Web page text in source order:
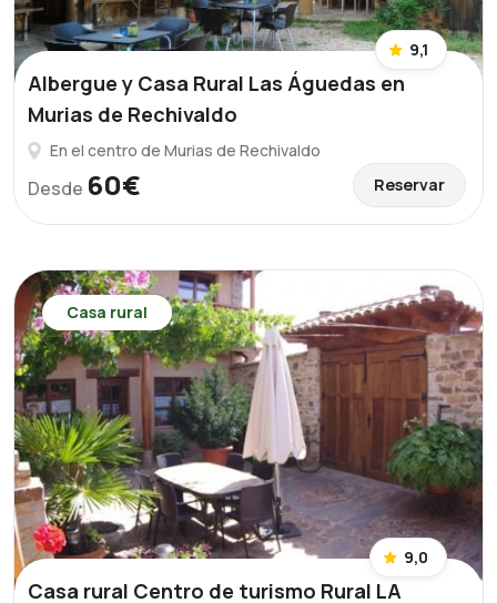
9,1
Albergue y Casa Rural Las Águedas en
Murias de Rechivaldo
En el centro de Murias de Rechivaldo
Desde 60€ Reservar
Casa rural
9,0
Casa rural Centro de turismo Rural LA